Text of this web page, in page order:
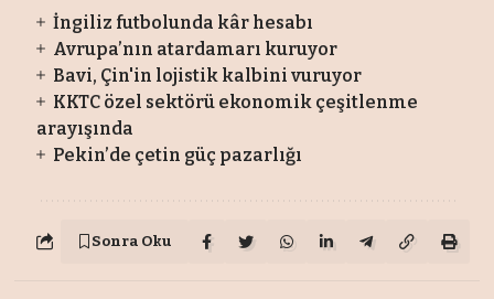
İngiliz futbolunda kâr hesabı
Avrupa’nın atardamarı kuruyor
Bavi, Çin'in lojistik kalbini vuruyor
KKTC özel sektörü ekonomik çeşitlenme
arayışında
Pekin’de çetin güç pazarlığı
Sonra Oku